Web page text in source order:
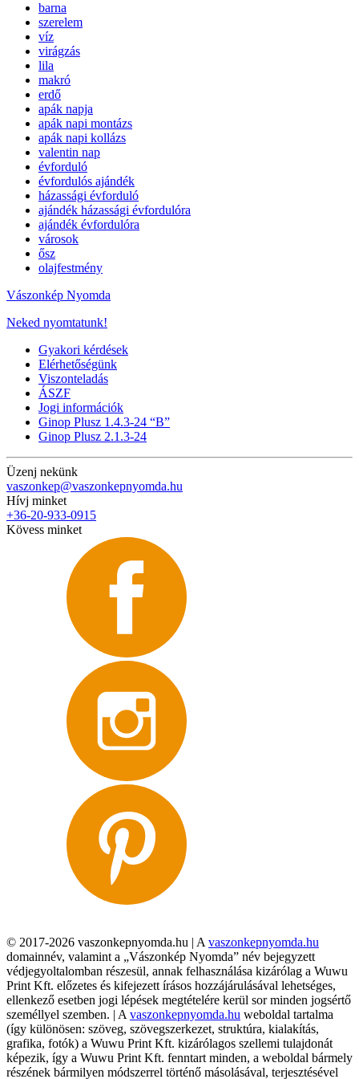
barna
szerelem
víz
virágzás
lila
makró
erdő
apák napja
apák napi montázs
apák napi kollázs
valentin nap
évforduló
évfordulós ajándék
házassági évforduló
ajándék házassági évfordulóra
ajándék évfordulóra
városok
ősz
olajfestmény
Vászonkép Nyomda
Neked nyomtatunk!
Gyakori kérdések
Elérhetőségünk
Viszonteladás
ÁSZF
Jogi információk
Ginop Plusz 1.4.3-24 “B”
Ginop Plusz 2.1.3-24
Üzenj nekünk
vaszonkep@vaszonkepnyomda.hu
Hívj minket
+36-20-933-0915
Kövess minket
© 2017-2026 vaszonkepnyomda.hu | A vaszonkepnyomda.hu
domainnév, valamint a „Vászonkép Nyomda” név bejegyzett
védjegyoltalomban részesül, annak felhasználása kizárólag a Wuwu
Print Kft. előzetes és kifejezett írásos hozzájárulásával lehetséges,
ellenkező esetben jogi lépések megtételére kerül sor minden jogsértő
személlyel szemben. | A vaszonkepnyomda.hu weboldal tartalma
(így különösen: szöveg, szövegszerkezet, struktúra, kialakítás,
grafika, fotók) a Wuwu Print Kft. kizárólagos szellemi tulajdonát
képezik, így a Wuwu Print Kft. fenntart minden, a weboldal bármely
részének bármilyen módszerrel történő másolásával, terjesztésével